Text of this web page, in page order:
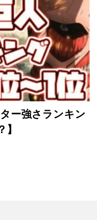
ー強さランキン